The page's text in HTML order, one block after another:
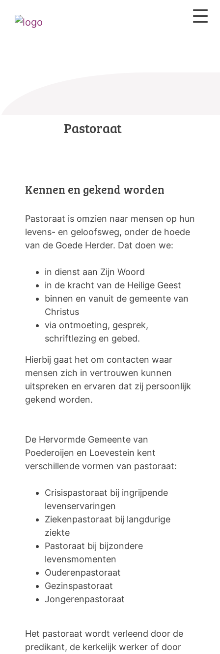
Pastoraat
Kennen en gekend worden
Pastoraat is omzien naar mensen op hun
levens- en geloofsweg, onder de hoede
van de Goede Herder. Dat doen we:
in dienst aan Zijn Woord
in de kracht van de Heilige Geest
binnen en vanuit de gemeente van
Christus
via ontmoeting, gesprek,
schriftlezing en gebed.
Hierbij gaat het om contacten waar
mensen zich in vertrouwen kunnen
uitspreken en ervaren dat zij persoonlijk
gekend worden.
De Hervormde Gemeente van
Poederoijen en Loevestein kent
verschillende vormen van pastoraat:
Crisispastoraat bij ingrijpende
levenservaringen
Ziekenpastoraat bij langdurige
ziekte
Pastoraat bij bijzondere
levensmomenten
Ouderenpastoraat
Gezinspastoraat
Jongerenpastoraat
Het pastoraat wordt verleend door de
predikant, de kerkelijk werker of door